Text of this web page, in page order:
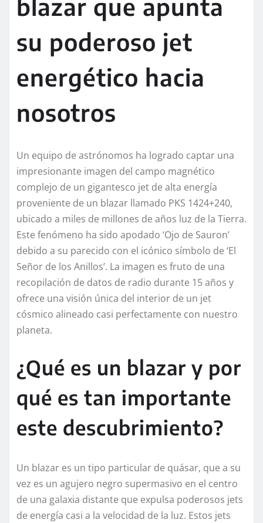
blazar que apunta
su poderoso jet
energético hacia
nosotros
Un equipo de astrónomos ha logrado captar una
impresionante imagen del campo magnético
complejo de un gigantesco jet de alta energía
proveniente de un blazar llamado PKS 1424+240,
ubicado a miles de millones de años luz de la Tierra.
Este fenómeno ha sido apodado ‘Ojo de Sauron’
debido a su parecido con el icónico símbolo de ‘El
Señor de los Anillos’. La imagen es fruto de una
recopilación de datos de radio durante 15 años y
ofrece una visión única del interior de un jet
cósmico alineado casi perfectamente con nuestro
planeta.
¿Qué es un blazar y por
qué es tan importante
este descubrimiento?
Un blazar es un tipo particular de quásar, que a su
vez es un agujero negro supermasivo en el centro
de una galaxia distante que expulsa poderosos jets
de energía casi a la velocidad de la luz. Estos jets